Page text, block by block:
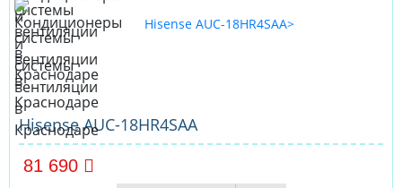
Hisense AUC-18HR4SAA
81 690